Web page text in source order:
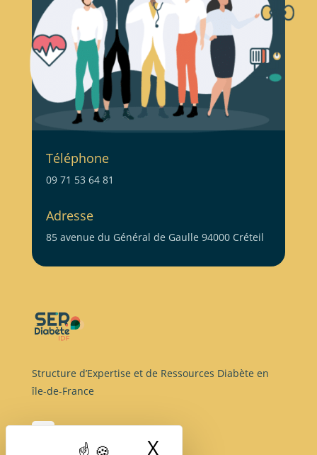
X
Téléphone
09 71 53 64 81
Adresse
85 avenue du Général de Gaulle 94000 Créteil
Structure d’Expertise et de Ressources Diabète en
île-de-France